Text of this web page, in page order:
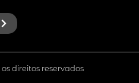
direitos reservados